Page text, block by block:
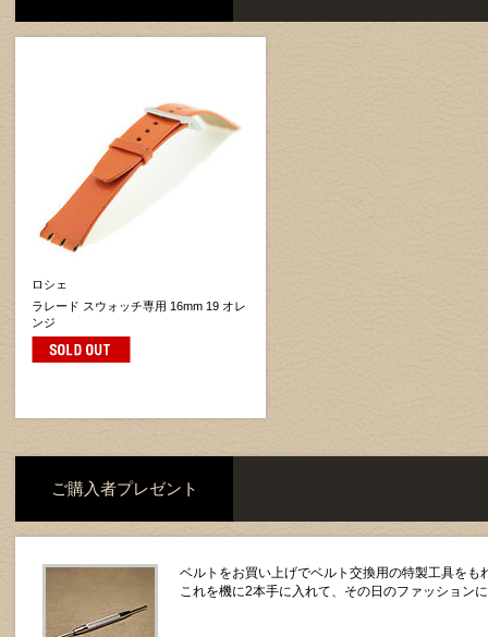
ロシェ
ラレード スウォッチ専用 16mm 19 オレ
ンジ
ご購入者プレゼント
ベルトをお買い上げでベルト交換用の特製工具をも
これを機に2本手に入れて、その日のファッション